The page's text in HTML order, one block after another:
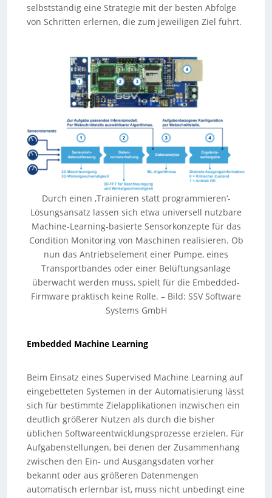
selbstständig eine Strategie mit der besten Abfolge
von Schritten erlernen, die zum jeweiligen Ziel führt.
Durch einen ‚Trainieren statt programmieren‘-
Lösungsansatz lassen sich etwa universell nutzbare
Machine-Learning-basierte Sensorkonzepte für das
Condition Monitoring von Maschinen realisieren. Ob
nun das Antriebselement einer Pumpe, eines
Transportbandes oder einer Belüftungsanlage
überwacht werden muss, spielt für die Embedded-
Firmware praktisch keine Rolle. – Bild: SSV Software
Systems GmbH
Embedded Machine Learning
Beim Einsatz eines Supervised Machine Learning auf
eingebetteten Systemen in der Automatisierung lässt
sich für bestimmte Zielapplikationen inzwischen ein
deutlich größerer Nutzen als durch die bisher
üblichen Softwareentwicklungsprozesse erzielen. Für
Aufgabenstellungen, bei denen der Zusammenhang
zwischen den Ein- und Ausgangsdaten vorher
bekannt oder aus größeren Datenmengen
automatisch erlernbar ist, muss nicht unbedingt eine